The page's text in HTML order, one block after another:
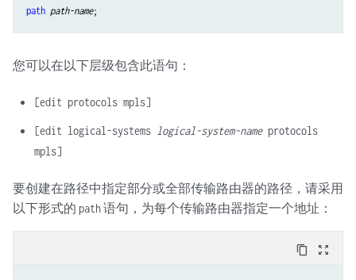
path path-name
您可以在以下层级包含此语句：
[edit protocols mpls]
[edit logical-systems logical-system-nameprotocols
mpls]
要创建在路径中指定部分或全部传输路由器的路径，请采用
以下形式的 path语句，为每个传输路由器指定一个地址：
content_copy zoom_out_map